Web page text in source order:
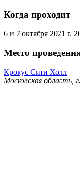
Когда проходит
6 и 7 октября 2021 г.
Место
Крокус Сити Холл
Московская область,